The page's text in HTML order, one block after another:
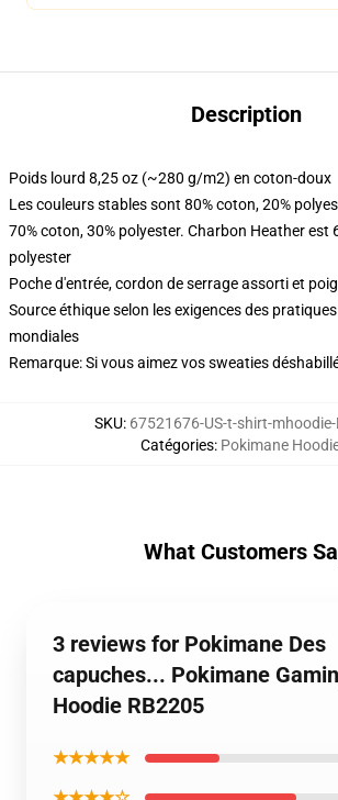
Description
Poids lourd 8,25 oz (~280 g/m2) en coton-doux
Les couleurs stables sont 80% coton, 20%
70% coton, 30% polyester. Charbon Heather est
polyester
Poche d'entrée, cordon de serrage assorti et
Source éthique selon les exigences des
mondiales
Remarque: Si vous aimez vos sweaties
SKU: 67521676-US-t-shirt-mhoodie-
Catégories: Pokimane
What Customers
3 reviews for Pokimane Des
capuches... Pokimane
Hoodie RB2205
★★★★★